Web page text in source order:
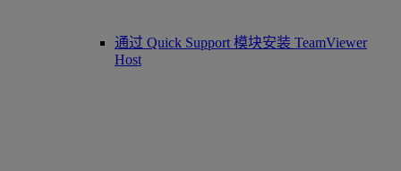
通过 Quick Support 模块安装 TeamViewer
Host